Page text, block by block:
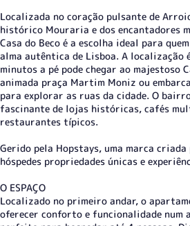
Localizada no coração pulsante de
histórico Mouraria e dos encantadores
Casa do Beco é a escolha ideal para
alma autêntica de Lisboa. A localização
minutos a pé pode chegar ao majestoso
animada praça Martim Moniz ou
para explorar as ruas da cidade. O
fascinante de lojas históricas, cafés
restaurantes típicos.
Gerido pela Hopstays, uma marca
hóspedes propriedades únicas e
O ESPAÇO
Localizado no primeiro andar, o
oferecer conforto e funcionalidade num